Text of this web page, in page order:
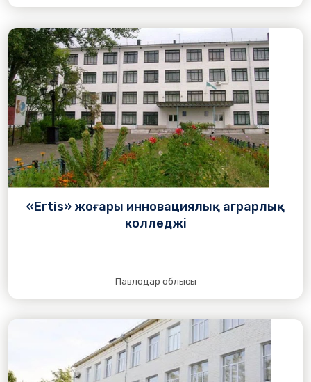
«Ertis» жоғары инновациялық аграрлық
колледжі
Павлодар облысы